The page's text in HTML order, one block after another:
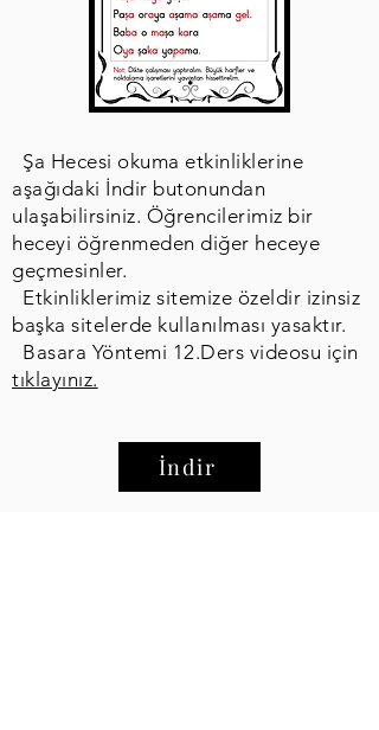
Şa Hecesi okuma etkinliklerine
aşağıdaki İndir butonundan
ulaşabilirsiniz. Öğrencilerimiz bir
heceyi öğrenmeden diğer heceye
geçmesinler.
Etkinliklerimiz sitemize özeldir izinsiz
başka sitelerde kullanılması yasaktır.
Basara Yöntemi 12.Ders videosu için
tıklayınız.
İndir